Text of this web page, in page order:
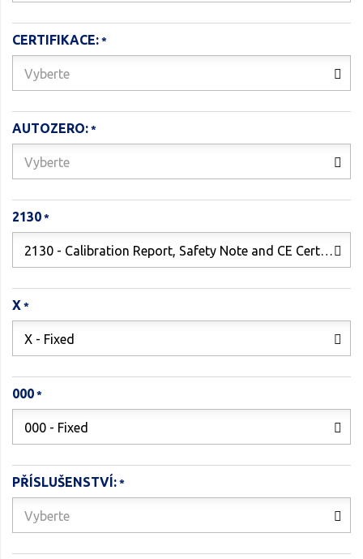
CERTIFIKACE:
Vyberte
AUTOZERO:
Vyberte
2130
2130 - Calibration Report, Safety Note and CE Certificate
X
X - Fixed
000
000 - Fixed
PŘÍSLUŠENSTVÍ:
Vyberte